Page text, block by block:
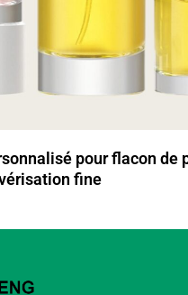
pour flacon de
fine